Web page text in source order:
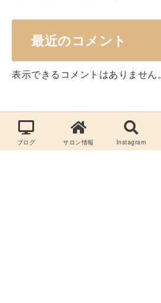
最近のコメント
表示できるコメントはありません。
ブログ サロン情報 Instagram